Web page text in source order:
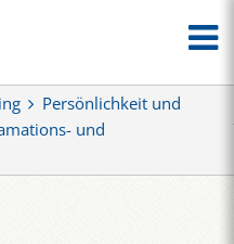
Persönlichkeit und
und